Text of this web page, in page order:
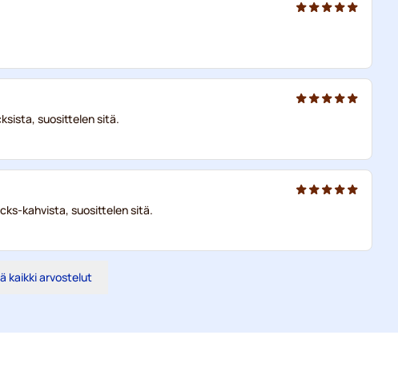
suosittelen sitä.
kahvista, suosittelen sitä.
kaikki arvostelut